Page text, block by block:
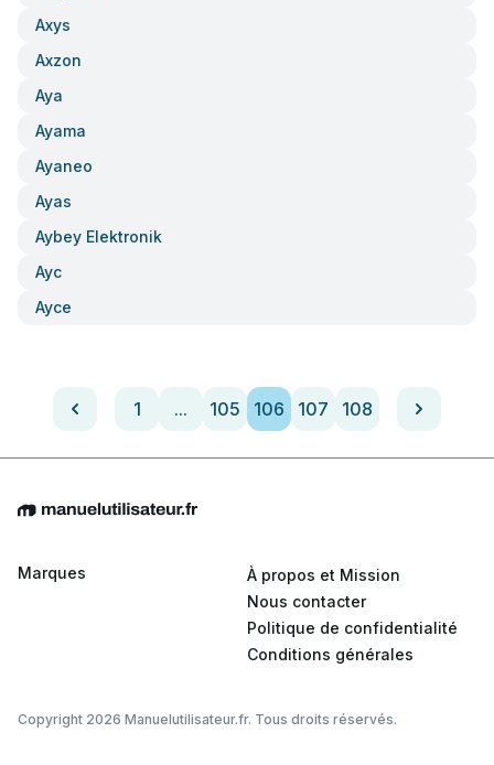
Axys
Axzon
Aya
Ayama
Ayaneo
Ayas
Aybey Elektronik
Ayc
Ayce
1 ... 105 106 107 108
Marques
À propos et Mission
Nous contacter
Politique de confidentialité
Conditions générales
Copyright 2026 Manuelutilisateur.fr. Tous droits réservés.